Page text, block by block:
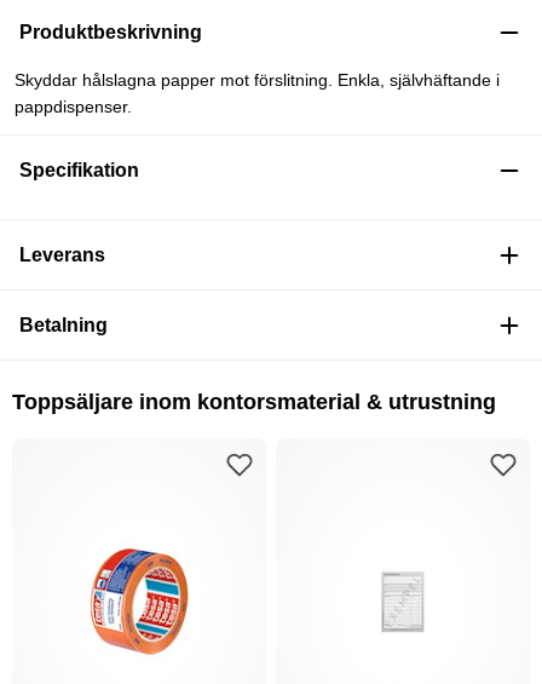
Produktbeskrivning
Skyddar hålslagna papper mot förslitning. Enkla, självhäftande i
pappdispenser.
Specifikation
Leverans
Betalning
Toppsäljare inom kontorsmaterial & utrustning